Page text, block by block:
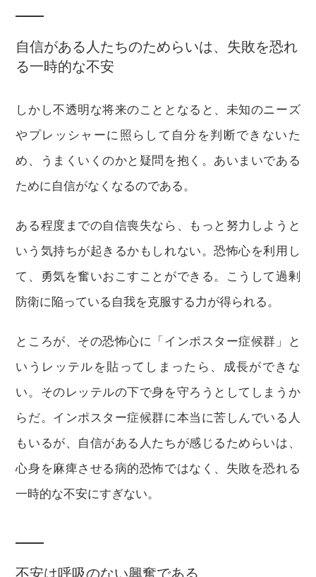
自信がある人たちのためらいは、失敗を恐れ
る一時的な不安
しかし不透明な将来のこととなると、未知のニーズ
やプレッシャーに照らして自分を判断できないた
め、うまくいくのかと疑問を抱く。あいまいである
ために自信がなくなるのである。
ある程度までの自信喪失なら、もっと努力しようと
いう気持ちが起きるかもしれない。恐怖心を利用し
て、勇気を奮いおこすことができる。こうして過剰
防衛に陥っている自我を克服する力が得られる。
ところが、その恐怖心に「インポスター症候群」と
いうレッテルを貼ってしまったら、成長ができな
い。そのレッテルの下で身を守ろうとしてしまうか
らだ。インポスター症候群に本当に苦しんでいる人
もいるが、自信がある人たちが感じるためらいは、
心身を麻痺させる病的恐怖ではなく、失敗を恐れる
一時的な不安にすぎない。
不安は呼吸のない興奮である